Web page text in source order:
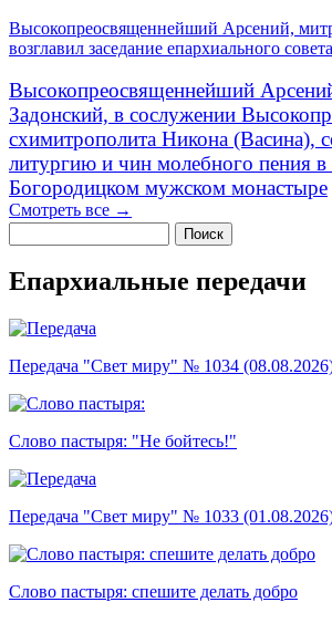
Высокопреосвященнейший Арсений,
возглавил заседание епархиального совета
Высокопреосвященнейший
Задонский, в сослужении
схимитрополита Никона (Васина),
литургию и чин молебного пения
Богородицком мужском монастыре
Смотреть все →
Поиск
Епархиальные передачи
Передача "Свет миру" № 1034
Слово пастыря: "Не бойтесь!"
Передача "Свет миру" № 1033
Слово пастыря: спешите делать добро